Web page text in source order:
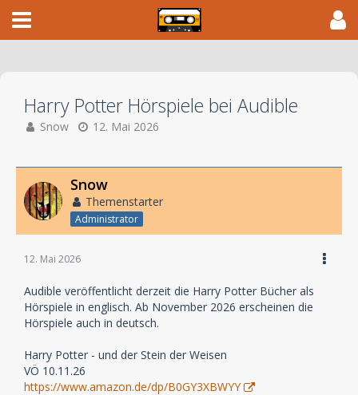
Harry Potter Hörspiele bei Audible
Snow 12. Mai 2026
Snow
Themenstarter
Administrator
12. Mai 2026
Audible veröffentlicht derzeit die Harry Potter Bücher als
Hörspiele in englisch. Ab November 2026 erscheinen die
Hörspiele auch in deutsch.
Harry Potter - und der Stein der Weisen
VÖ 10.11.26
https://www.amazon.de/dp/B0GY3XBWYY